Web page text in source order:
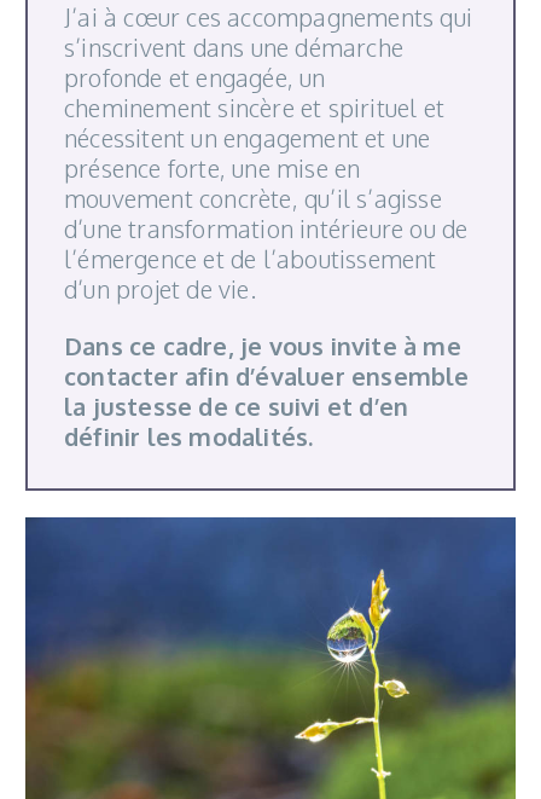
J’ai à cœur ces accompagnements qui
s’inscrivent dans une démarche
profonde et engagée, un
cheminement sincère et spirituel et
nécessitent un engagement et une
présence forte, une mise en
mouvement concrète, qu’il s’agisse
d’une transformation intérieure ou de
l’émergence et de l’aboutissement
d’un projet de vie.
Dans ce cadre, je vous invite à me
contacter afin d’évaluer ensemble
la justesse de ce suivi et d’en
définir les modalités.